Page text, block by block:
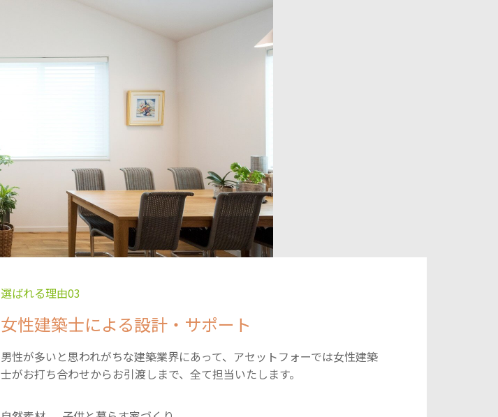
選ばれる理由03
女性建築士による設計・サポート
男性が多いと思われがちな建築業界にあって、アセットフォーでは女性建築
士がお打ち合わせからお引渡しまで、全て担当いたします。